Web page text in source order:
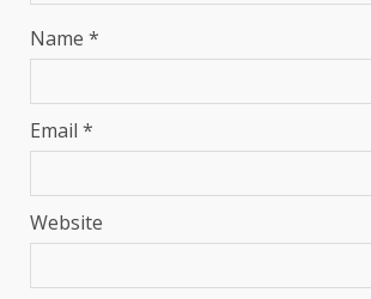
Name *
Email *
Website